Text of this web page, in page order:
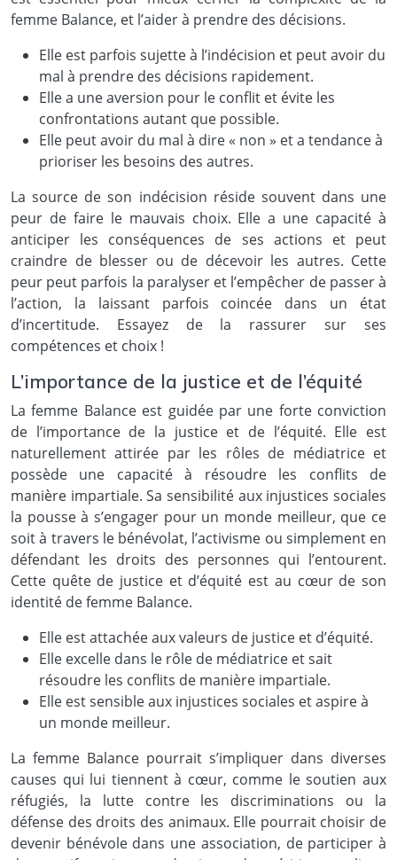
femme Balance, et l’aider à prendre des décisions.
Elle est parfois sujette à l’indécision et peut avoir du
mal à prendre des décisions rapidement.
Elle a une aversion pour le conflit et évite les
confrontations autant que possible.
Elle peut avoir du mal à dire « non » et a tendance à
prioriser les besoins des autres.
La source de son indécision réside souvent dans une
peur de faire le mauvais choix. Elle a une capacité à
anticiper les conséquences de ses actions et peut
craindre de blesser ou de décevoir les autres. Cette
peur peut parfois la paralyser et l’empêcher de passer à
l’action, la laissant parfois coincée dans un état
d’incertitude. Essayez de la rassurer sur ses
compétences et choix !
L’importance de la justice et de l’équité
La femme Balance est guidée par une forte conviction
de l’importance de la justice et de l’équité. Elle est
naturellement attirée par les rôles de médiatrice et
possède une capacité à résoudre les conflits de
manière impartiale. Sa sensibilité aux injustices sociales
la pousse à s’engager pour un monde meilleur, que ce
soit à travers le bénévolat, l’activisme ou simplement en
défendant les droits des personnes qui l’entourent.
Cette quête de justice et d’équité est au cœur de son
identité de femme Balance.
Elle est attachée aux valeurs de justice et d’équité.
Elle excelle dans le rôle de médiatrice et sait
résoudre les conflits de manière impartiale.
Elle est sensible aux injustices sociales et aspire à
un monde meilleur.
La femme Balance pourrait s’impliquer dans diverses
causes qui lui tiennent à cœur, comme le soutien aux
réfugiés, la lutte contre les discriminations ou la
défense des droits des animaux. Elle pourrait choisir de
devenir bénévole dans une association, de participer à